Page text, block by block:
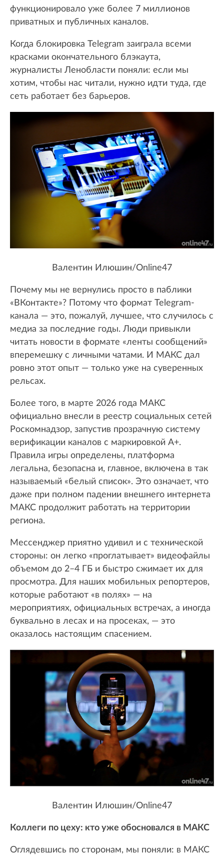
функционировало уже более 7 миллионов
приватных и публичных каналов.
Когда блокировка Telegram заиграла всеми
красками окончательного блэкаута,
журналисты Ленобласти поняли: если мы
хотим, чтобы нас читали, нужно идти туда, где
сеть работает без барьеров.
Валентин Илюшин/Online47
Почему мы не вернулись просто в паблики
«ВКонтакте»? Потому что формат Telegram-
канала — это, пожалуй, лучшее, что случилось с
медиа за последние годы. Люди привыкли
читать новости в формате «ленты сообщений»
вперемешку с личными чатами. И МАКС дал
ровно этот опыт — только уже на суверенных
рельсах.
Более того, в марте 2026 года МАКС
официально внесли в реестр социальных сетей
Роскомнадзор, запустив прозрачную систему
верификации каналов с маркировкой А+.
Правила игры определены, платформа
легальна, безопасна и, главное, включена в так
называемый «белый список». Это означает, что
даже при полном падении внешнего интернета
МАКС продолжит работать на территории
региона.
Мессенджер приятно удивил и с технической
стороны: он легко «проглатывает» видеофайлы
объемом до 2–4 ГБ и быстро сжимает их для
просмотра. Для наших мобильных репортеров,
которые работают «в полях» — на
мероприятиях, официальных встречах, а иногда
буквально в лесах и на просеках, — это
оказалось настоящим спасением.
Валентин Илюшин/Online47
Коллеги по цеху: кто уже обосновался в МАКС
Оглядевшись по сторонам, мы поняли: в МАКС